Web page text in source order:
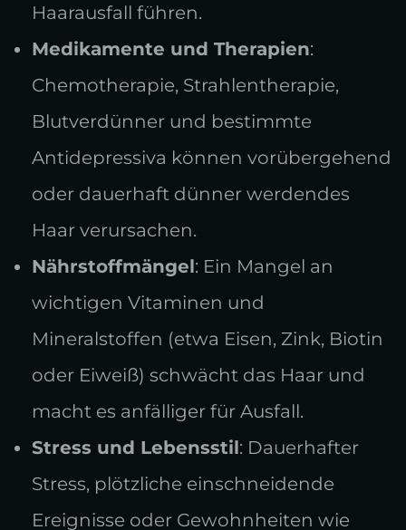
Haarausfall führen.
Medikamente und Therapien:
Chemotherapie, Strahlentherapie,
Blutverdünner und bestimmte
Antidepressiva können vorübergehend
oder dauerhaft dünner werdendes
Haar verursachen.
Nährstoffmängel: Ein Mangel an
wichtigen Vitaminen und
Mineralstoffen (etwa Eisen, Zink, Biotin
oder Eiweiß) schwächt das Haar und
macht es anfälliger für Ausfall.
Stress und Lebensstil: Dauerhafter
Stress, plötzliche einschneidende
Ereignisse oder Gewohnheiten wie